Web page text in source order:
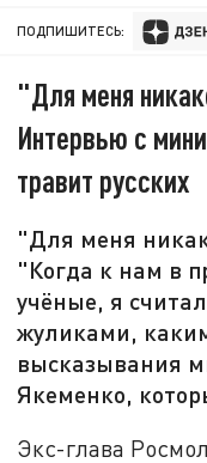
ПОДПИШИТЕСЬ:
"Для меня
Интервью с
травит русских
"Для меня
"Когда к нам в
учёные, я
жуликами,
высказывания
Якеменко,
Экс-глава